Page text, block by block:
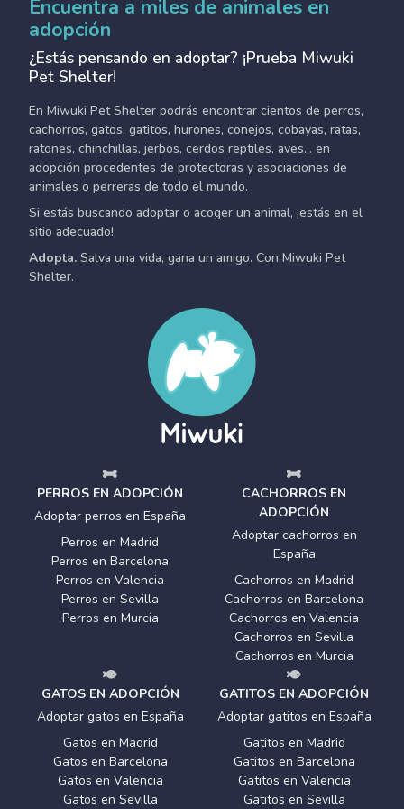
Encuentra a miles de animales en
adopción
¿Estás pensando en adoptar? ¡Prueba Miwuki
Pet Shelter!
En Miwuki Pet Shelter podrás encontrar cientos de perros,
cachorros, gatos, gatitos, hurones, conejos, cobayas, ratas,
ratones, chinchillas, jerbos, cerdos reptiles, aves... en
adopción procedentes de protectoras y asociaciones de
animales o perreras de todo el mundo.
Si estás buscando adoptar o acoger un animal, ¡estás en el
sitio adecuado!
Adopta. Salva una vida, gana un amigo. Con Miwuki Pet
Shelter.
PERROS EN ADOPCIÓN
Adoptar perros en España
Perros en Madrid
Perros en Barcelona
Perros en Valencia
Perros en Sevilla
Perros en Murcia
CACHORROS EN
ADOPCIÓN
Adoptar cachorros en
España
Cachorros en Madrid
Cachorros en Barcelona
Cachorros en Valencia
Cachorros en Sevilla
Cachorros en Murcia
GATOS EN ADOPCIÓN
Adoptar gatos en España
Gatos en Madrid
Gatos en Barcelona
Gatos en Valencia
Gatos en Sevilla
GATITOS EN ADOPCIÓN
Adoptar gatitos en España
Gatitos en Madrid
Gatitos en Barcelona
Gatitos en Valencia
Gatitos en Sevilla